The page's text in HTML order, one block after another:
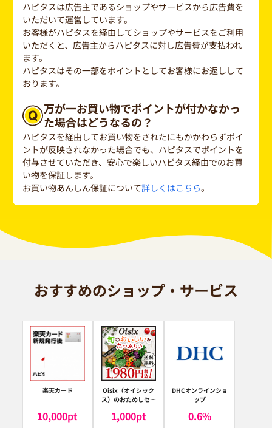
ハピタスは広告主であるショップやサービスから広告費を
いただいて運営しています。
お客様がハピタスを経由してショップやサービスをご利用
いただくと、広告主からハピタスに対し広告費が支払われ
ます。
ハピタスはその一部をポイントとしてお客様にお返しして
おります。
万が一お買い物でポイントが付かなかっ
た場合はどうなるの？
ハピタスを経由してお買い物をされたにもかかわらずポイ
ントが反映されなかった場合でも、ハピタスでポイントを
付与させていただき、安心で楽しいハピタス経由でのお買
い物を保証します。
お買い物あんしん保証について詳しくはこちら。
おすすめのショップ・サービス
楽天カード
10,000pt
Oisix（オイシック
ス）のおためしセッ
1,000pt
DHCオンラインショ
ップ
0.6%